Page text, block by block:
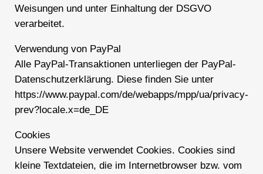
Weisungen und unter Einhaltung der DSGVO
verarbeitet.
Verwendung von PayPal
Alle PayPal-Transaktionen unterliegen der PayPal-
Datenschutzerklärung. Diese finden Sie unter
https://www.paypal.com/de/webapps/mpp/ua/privacy-
prev?locale.x=de_DE
Cookies
Unsere Website verwendet Cookies. Cookies sind
kleine Textdateien, die im Internetbrowser bzw. vom